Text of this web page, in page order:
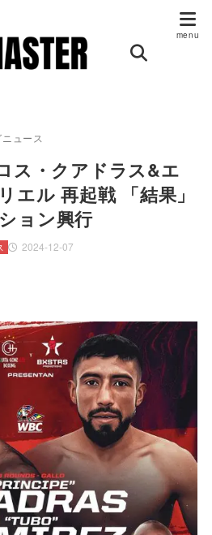
ュース
ス・クアドラス&エ
エル 再起戦 「結果」
ョン興行
2024-12-07